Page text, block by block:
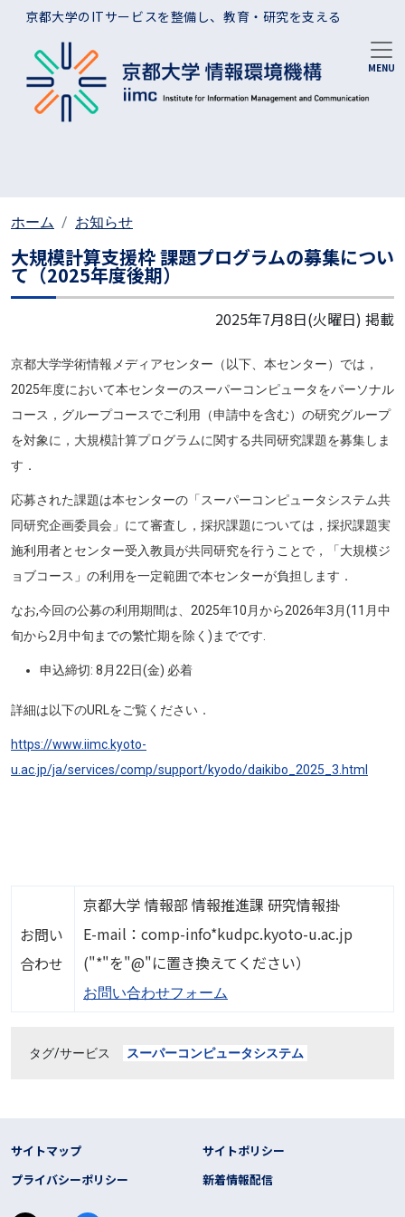
メインコンテンツに移動
京都大学のITサービスを整備し、教育・研究を支える
ホーム お知らせ
大規模計算支援枠 課題プログラムの募集につい
て（2025年度後期）
2025年7月8日(火曜日) 掲載
京都大学学術情報メディアセンター（以下、本センター）では，
2025年度において本センターのスーパーコンピュータをパーソナル
コース，グループコースでご利用（申請中を含む）の研究グループ
を対象に，大規模計算プログラムに関する共同研究課題を募集しま
す．
応募された課題は本センターの「スーパーコンピュータシステム共
同研究企画委員会」にて審査し，採択課題については，採択課題実
施利用者とセンター受入教員が共同研究を行うことで，「大規模ジ
ョブコース」の利用を一定範囲で本センターが負担します．
なお,今回の公募の利用期間は、2025年10月から2026年3月(11月中
旬から2月中旬までの繁忙期を除く)までです.
申込締切: 8月22日(金) 必着
詳細は以下のURLをご覧ください．
https://www.iimc.kyoto-
u.ac.jp/ja/services/comp/support/kyodo/daikibo_2025_3.html
お問い
合わせ
京都大学 情報部 情報推進課 研究情報掛
E-mail：comp-info*kudpc.kyoto-u.ac.jp
("*"を"@"に置き換えてください）
お問い合わせフォーム
タグ/サービス スーパーコンピュータシステム
フッター リンク
サイトマップ
サイトポリシー
プライバシーポリシー
新着情報配信